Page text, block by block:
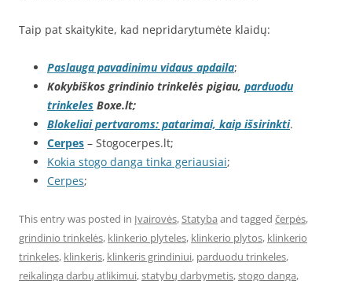
Taip pat skaitykite, kad nepridarytumėte klaidų:
Paslauga pavadinimu vidaus apdaila;
Kokybiškos grindinio trinkelės pigiau, parduodu
trinkeles Boxe.lt;
Blokeliai pertvaroms: patarimai, kaip išsirinkti.
Cerpes – Stogocerpes.lt;
Kokia stogo danga tinka geriausiai;
Cerpes;
This entry was posted in Įvairovės,Statyba and tagged čerpės,
grindinio trinkelės, klinkerio plyteles, klinkerio plytos, klinkerio
trinkeles, klinkeris, klinkeris grindiniui, parduodu trinkeles,
reikalinga darbų atlikimui,statybų darbymetis,stogo danga,